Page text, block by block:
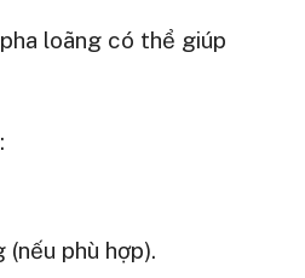
loãng có thể giúp
phù hợp).